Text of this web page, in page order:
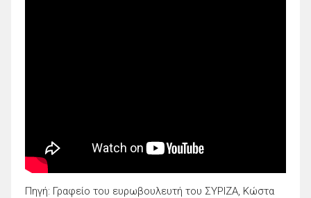
Πηγή: Γραφείο του ευρωβουλευτή του ΣΥΡΙΖΑ, Κώστα